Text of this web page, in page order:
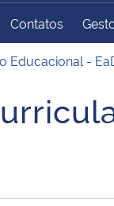
do Turismo
de Segurança
Contatos
Educacional -